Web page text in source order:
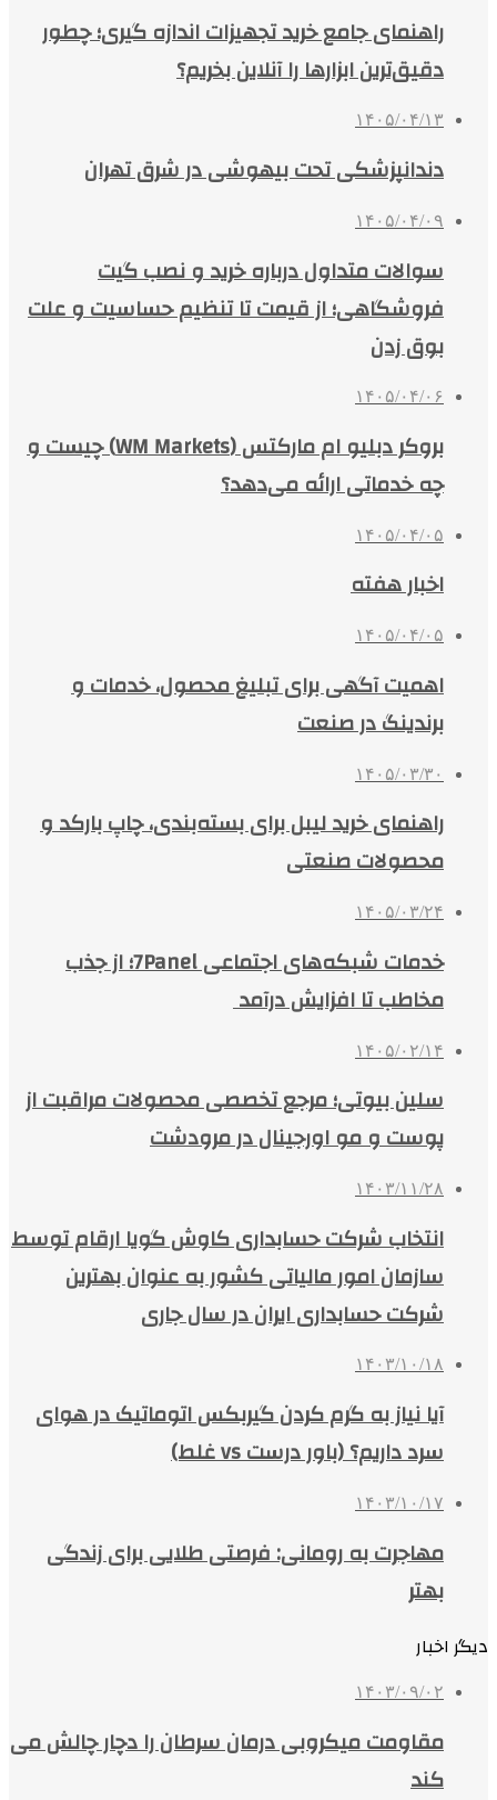
راهنمای جامع خرید تجهیزات اندازه گیری؛ چطور
دقیق‌ترین ابزارها را آنلاین بخریم؟
۱۴۰۵/۰۴/۱۳
دندانپزشکی تحت بیهوشی در شرق تهران
۱۴۰۵/۰۴/۰۹
سوالات متداول درباره خرید و نصب گیت
فروشگاهی؛ از قیمت تا تنظیم حساسیت و علت
بوق زدن
۱۴۰۵/۰۴/۰۶
بروکر دبلیو ام مارکتس (WM Markets) چیست و
چه خدماتی ارائه می‌دهد؟
۱۴۰۵/۰۴/۰۵
اخبار هفته
۱۴۰۵/۰۴/۰۵
اهمیت آگهی برای تبلیغ محصول، خدمات و
برندینگ در صنعت
۱۴۰۵/۰۳/۳۰
راهنمای خرید لیبل برای بسته‌بندی، چاپ بارکد و
محصولات صنعتی
۱۴۰۵/۰۳/۲۴
خدمات شبکه‌های اجتماعی 7Panel؛ از جذب
مخاطب تا افزایش درآمد
۱۴۰۵/۰۲/۱۴
سلین بیوتی؛ مرجع تخصصی محصولات مراقبت از
پوست و مو اورجینال در مرودشت
۱۴۰۳/۱۱/۲۸
انتخاب شرکت حسابداری کاوش گویا ارقام توسط
سازمان امور مالیاتی کشور به عنوان بهترین
شرکت حسابداری ایران در سال جاری
۱۴۰۳/۱۰/۱۸
آیا نیاز به گرم کردن گیربکس اتوماتیک در هوای
سرد داریم؟ (باور درست vs غلط)
۱۴۰۳/۱۰/۱۷
مهاجرت به رومانی: فرصتی طلایی برای زندگی
بهتر
دیگر اخبار
۱۴۰۳/۰۹/۰۲
مقاومت میکروبی درمان سرطان را دچار چالش می
کند